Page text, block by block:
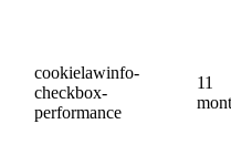
cookielawinfo-
checkbox-
performance
11